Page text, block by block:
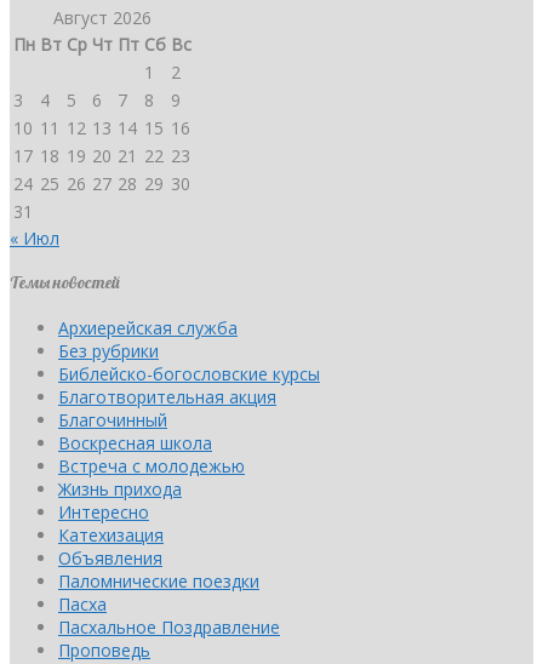
Август 2026
Пн Вт Ср Чт Пт Сб Вс
1
2
3
4 5 6 7 8
9
10 11 12 13 14 15 16
17 18 19 20 21 22 23
24 25 26 27 28 29 30
31
« Июл
Темы новостей
Архиерейская служба
Без рубрики
Библейско-богословские курсы
Благотворительная акция
Благочинный
Воскресная школа
Встреча с молодежью
Жизнь прихода
Интересно
Катехизация
Объявления
Паломнические поездки
Пасха
Пасхальное Поздравление
Проповедь